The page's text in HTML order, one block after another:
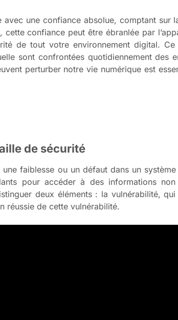
une confiance absolue, comptant sur
confiance peut être ébranlée par
de tout votre environnement digital. Ce
sont confrontées quotidiennement des
perturber notre vie numérique est
de sécurité
faiblesse ou un défaut dans un
pour accéder à des informations
deux éléments : la vulnérabilité, qui
réussie de cette vulnérabilité.